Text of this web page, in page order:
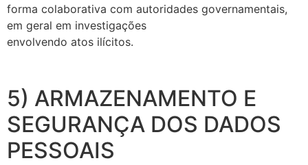
forma colaborativa com autoridades governamentais,
em geral em investigações
envolvendo atos ilícitos.
5) ARMAZENAMENTO E
SEGURANÇA DOS DADOS
PESSOAIS